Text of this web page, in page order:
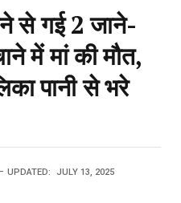
से गई 2 जाने-
में मां की मौत,
पानी से भरे
UPDATED: JULY 13, 2025